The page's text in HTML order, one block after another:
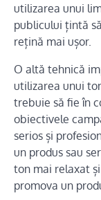
utilizarea unui
publicului țintă
rețină mai ușor.
O altă tehnică
utilizarea unui
trebuie să fie în
obiectivele
serios și
un produs sau
ton mai relaxat
promova un